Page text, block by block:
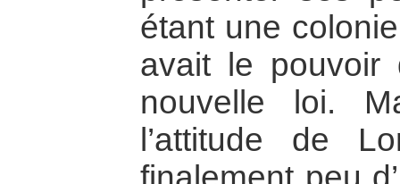
étant une
avait le
nouvelle loi.
l’attitude de